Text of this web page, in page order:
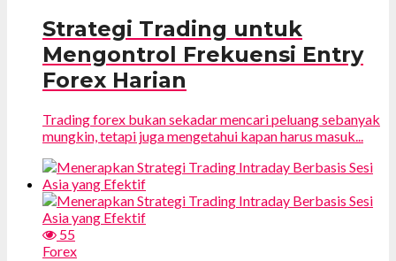
Strategi Trading untuk
Mengontrol Frekuensi Entry
Forex Harian
Trading forex bukan sekadar mencari peluang sebanyak
mungkin, tetapi juga mengetahui kapan harus masuk...
55
Forex